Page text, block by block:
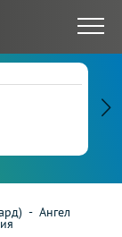
- Ангел